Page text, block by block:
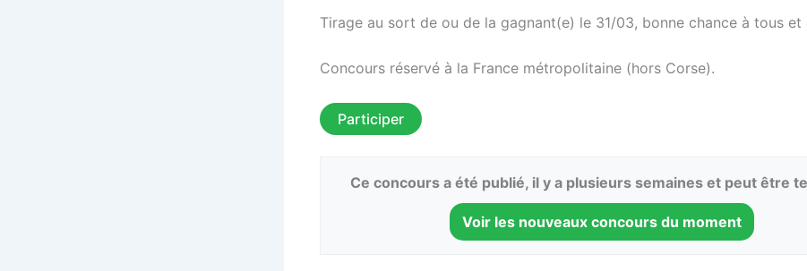
Tirage au sort de ou de la gagnant(e) le 31/03, bonne chance à tous et
Concours réservé à la France métropolitaine (hors Corse).
Participer
Ce concours a été publié, il y a plusieurs semaines et peut être
Voir les nouveaux concours du moment